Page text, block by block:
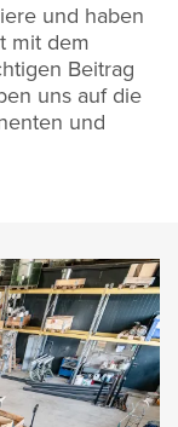
und haben
mit dem
Beitrag
uns auf die
und